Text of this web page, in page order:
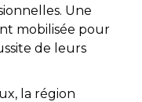
Une
mobilisée pour
de leurs
la région